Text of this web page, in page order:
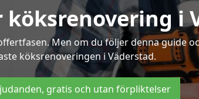
köksrenovering i
Men om du följer denna guide
köksrenoveringen i Väderstad.
gratis och utan förpliktelser